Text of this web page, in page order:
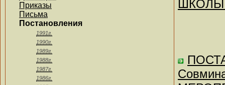
Приказы
Письма
Постановления
1991г.
1990г.
1989г.
1988г.
1987г.
1986г.
ШКОЛЫ